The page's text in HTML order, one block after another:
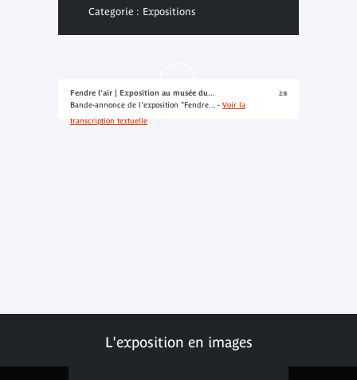
Categorie : Expositions
Fendre l'air | Exposition au musée du...
Bande-annonce de l'exposition "Fendre... - Voir la
transcription textuelle
2:8
L'exposition en images